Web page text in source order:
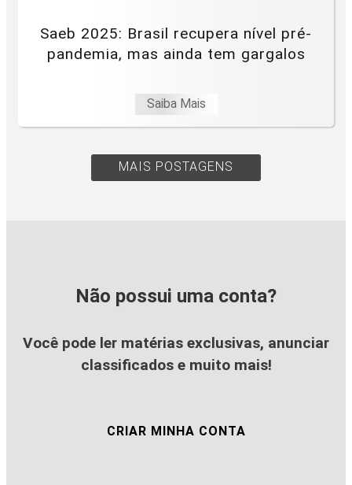
Saeb 2025: Brasil recupera nível pré-
pandemia, mas ainda tem gargalos
Saiba Mais
MAIS POSTAGENS
Não possui uma conta?
Você pode ler matérias exclusivas, anunciar
classificados e muito mais!
CRIAR MINHA CONTA